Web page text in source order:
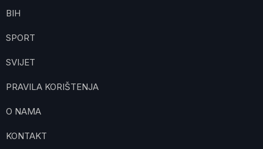
BIH
SPORT
SVIJET
PRAVILA KORIŠTENJA
O NAMA
KONTAKT